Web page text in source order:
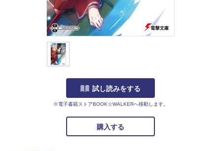
試し読みをする
※電子書籍ストアBOOK☆WALKERへ移動します。
購入する